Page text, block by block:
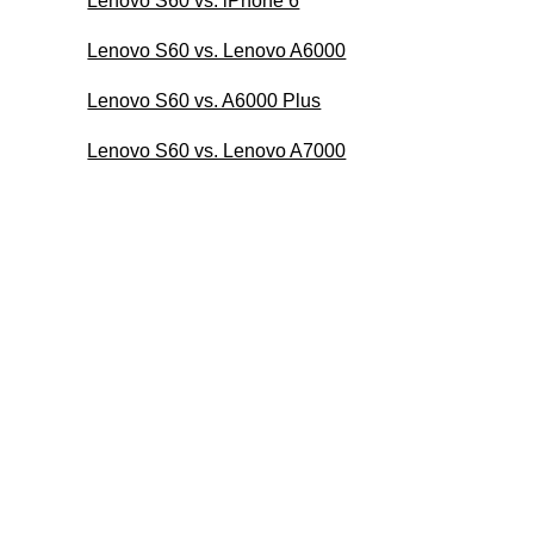
Lenovo S60 vs. Lenovo A6000
Lenovo S60 vs. A6000 Plus
Lenovo S60 vs. Lenovo A7000